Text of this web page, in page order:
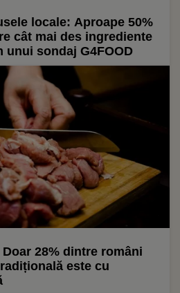
locale: Aproape 50%
cât mai des ingrediente
unui sondaj G4FOOD
Doar 28% dintre români
este cu